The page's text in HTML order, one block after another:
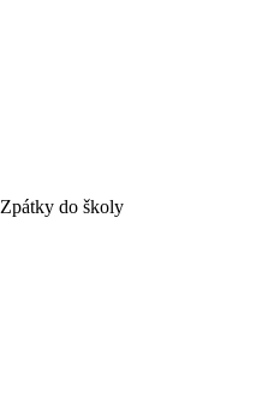
Zpátky do školy